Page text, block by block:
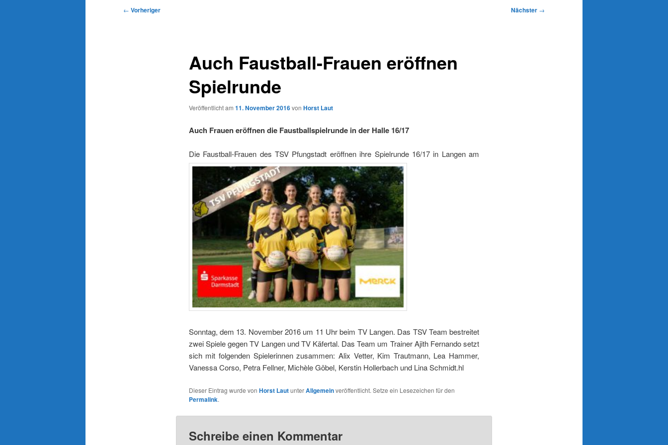
Beitragsnavigation
← Vorheriger Nächster →
Auch Faustball-Frauen eröffnen
Spielrunde
Veröffentlicht am 11. November 2016von Horst Laut
Auch Frauen eröffnen die Faustballspielrunde in der Halle 16/17
Die Faustball-Frauen des TSV Pfungstadt eröffnen ihre Spielrunde 16/17 in Langen am
Sonntag, dem 13. November 2016 um 11 Uhr beim TV Langen. Das TSV Team bestreitet
zwei Spiele gegen TV Langen und TV Käfertal. Das Team um Trainer Ajith Fernando setzt
sich mit folgenden Spielerinnen zusammen: Alix Vetter, Kim Trautmann, Lea Hammer,
Vanessa Corso, Petra Fellner, Michèle Göbel, Kerstin Hollerbach und Lina Schmidt.hl
Dieser Eintrag wurde von Horst LautunterAllgemeinveröffentlicht. Setze ein Lesezeichen für den
Permalink.
Schreibe einen Kommentar